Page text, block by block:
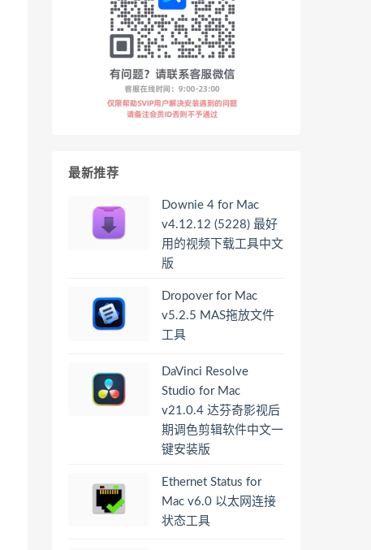
最新推荐
Downie 4 for Mac
v4.12.12 (5228) 最好
用的视频下载工具中文
版
Dropover for Mac
v5.2.5 MAS拖放文件
工具
DaVinci Resolve
Studio for Mac
v21.0.4 达芬奇影视后
期调色剪辑软件中文一
键安装版
Ethernet Status for
Mac v6.0 以太网连接
状态工具